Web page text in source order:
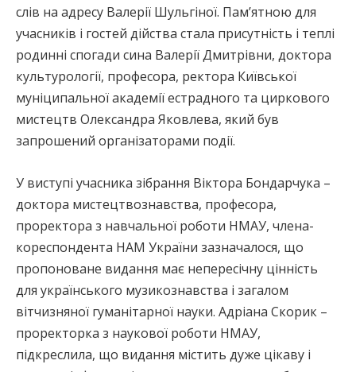
слів на адресу Валерії Шульгіної. Пам’ятною для
учасників і гостей дійства стала присутність і теплі
родинні спогади сина Валерії Дмитрівни, доктора
культурології, професора, ректора Київської
муніципальної академії естрадного та циркового
мистецтв Олександра Яковлева, який був
запрошений організаторами події.
У виступі учасника зібрання Віктора Бондарчука –
доктора мистецтвознавства, професора,
проректора з навчальної роботи НМАУ, члена-
кореспондента НАМ України зазначалося, що
пропоноване видання має непересічну цінність
для українського музикознавства і загалом
вітчизняної гуманітарної науки. Адріана Скорик –
проректорка з наукової роботи НМАУ,
підкреслила, що видання містить дуже цікаву і